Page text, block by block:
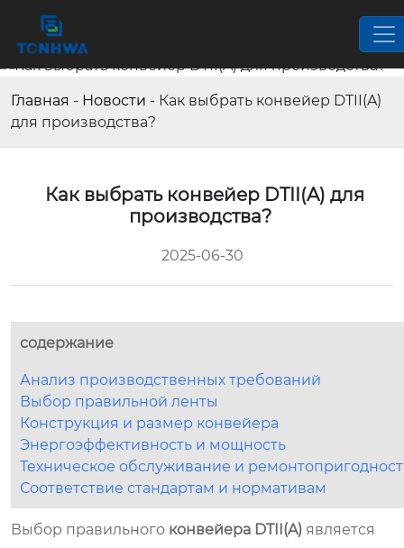
Главная - Новости - Как выбрать конвейер DTII(A)
для производства?
Как выбрать конвейер DTII(A) для
производства?
2025-06-30
содержание
Анализ производственных требований
Выбор правильной ленты
Конструкция и размер конвейера
Энергоэффективность и мощность
Техническое обслуживание и
Соответствие стандартам и нормативам
Выбор правильного конвейера DTII(A) является